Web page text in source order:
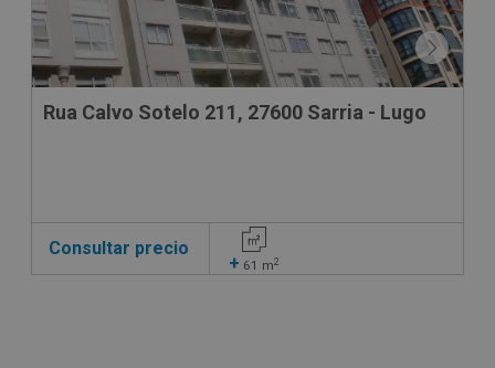
Rua Calvo Sotelo 211, 27600 Sarria - Lugo
Consultar precio
+ 61 m2